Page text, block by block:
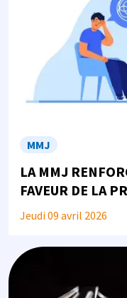
MMJ
LA MMJ
FAVEUR DE LA
PSYCHOSOCIAUX
Jeudi 09 avril 2026
Image